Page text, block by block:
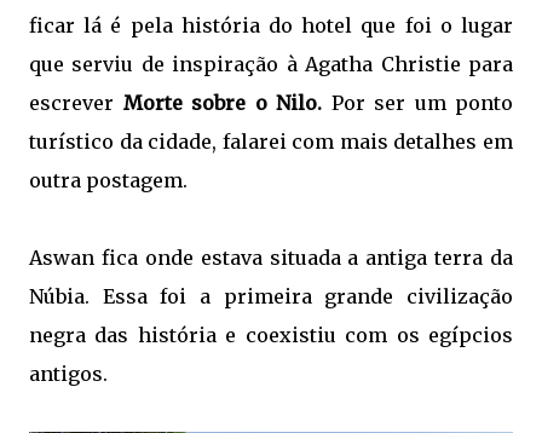
ficar lá é pela história do hotel que foi o lugar
que serviu de inspiração à Agatha Christie para
escrever Morte sobre o Nilo. Por ser um ponto
turístico da cidade, falarei com mais detalhes em
outra postagem.
Aswan fica onde estava situada a antiga terra da
Núbia. Essa foi a primeira grande civilização
negra das história e coexistiu com os egípcios
antigos.